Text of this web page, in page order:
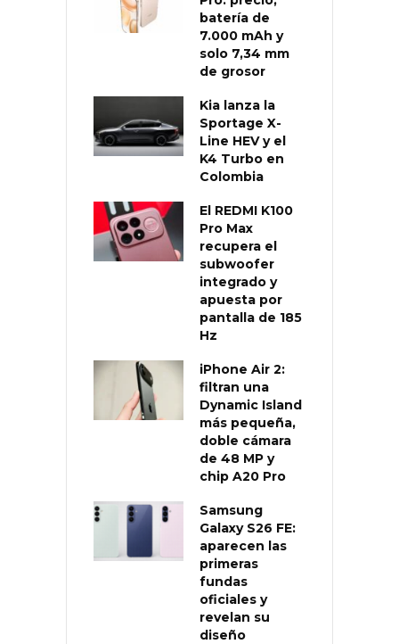
batería de
7.000 mAh y
solo 7,34 mm
de grosor
Kia lanza la
Sportage X-
Line HEV y el
K4 Turbo en
Colombia
El REDMI K100
Pro Max
recupera el
subwoofer
integrado y
apuesta por
pantalla de 185
Hz
iPhone Air 2:
filtran una
Dynamic Island
más pequeña,
doble cámara
de 48 MP y
chip A20 Pro
Samsung
Galaxy S26 FE:
aparecen las
primeras
fundas
oficiales y
revelan su
diseño